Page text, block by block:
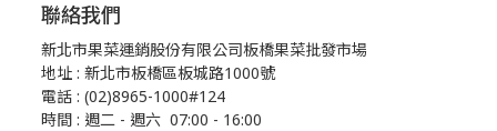
聯絡我們
新北市果菜運銷股份有限公司板橋果菜批發市場
地址 : 新北市板橋區板城路1000號
電話 : (02)8965-1000#124
時間 : 週二 - 週六 07:00 - 16:00